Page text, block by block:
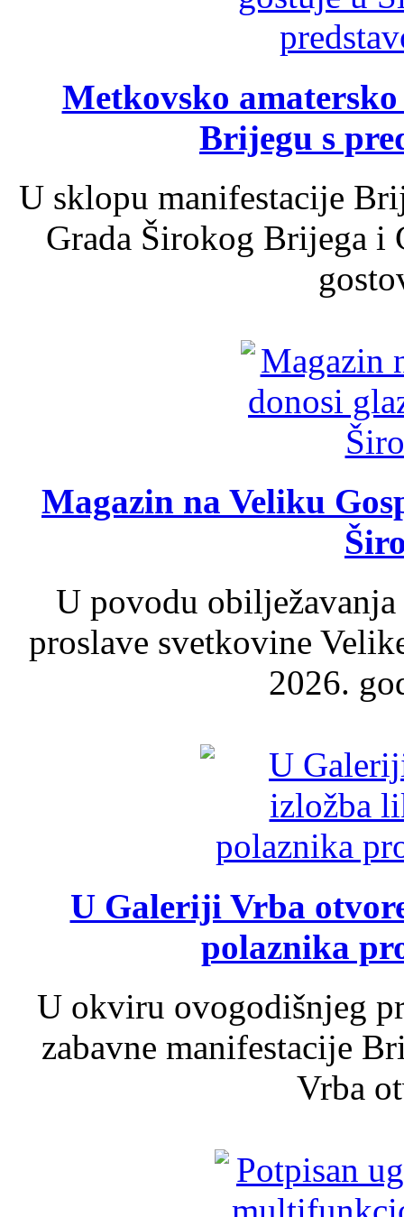
Metkovsko
Brijegu s
U sklopu manifestacije
Grada Širokog Brijega
Magazin na Veliku
U povodu
proslave svetkovine
2026.
U Galeriji Vrba
polaznika
U okviru ovogodišnjeg
zabavne manifestacije
Vrba